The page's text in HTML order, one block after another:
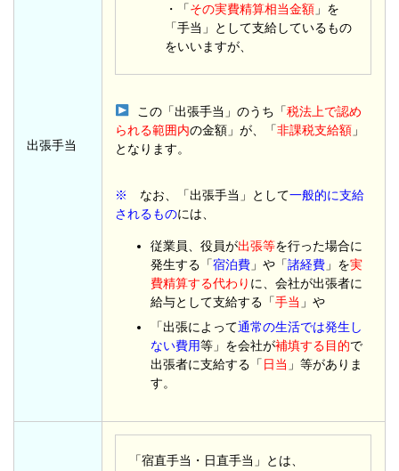
出張手当
・「その実費精算相当金額」を
「手当」として支給しているもの
をいいますが、
この「出張手当」のうち「税法上で認め
られる範囲内の金額」が、「非課税支給額 」
となります。
※ なお、「出張手当」として一般的に支給
されるものには、
従業員、役員が出張等を行った場合に
発生する「宿泊費 」や「諸経費 」を実
費精算する代わり に、会社が出張者に
給与として支給する「手当 」や
「出張によって通常の生活では発生し
ない費用等」を会社が補填する目的で
出張者に支給する「 日当 」等がありま
す。
「宿直手当・日直手当」とは、